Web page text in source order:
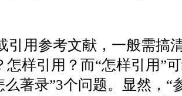
引用参考文献，一般需搞
怎样引用？而“怎样引用”
么著录”3个问题。显然，“